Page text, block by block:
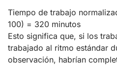
Tiempo de trabajo
100) = 320 minutos
Esto significa que, si los
trabajado al ritmo estándar
observación, habrían